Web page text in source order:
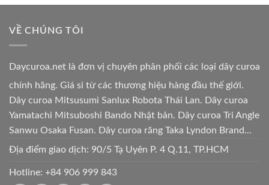
VỀ CHÚNG TÔI
Daycuroa.net là đơn vị chuyên phân phối các loại dây curoa
chính hãng. Giá sỉ từ các thương hiệu hàng đầu thế giới.
Dây curoa Mitsusumi Sanlux Robota Thái Lan. Dây curoa
Yamatachi Mitsuboshi Bando Nhật bản. Dây curoa Tri Angle
Sanwu Osaka Fusan. Dây curoa răng Taka Lyndon Brand...
Địa điểm giao dịch: 90/5 Tạ Uyên P. 4 Q.11, TP.HCM
Hotline: +84 906 999 843